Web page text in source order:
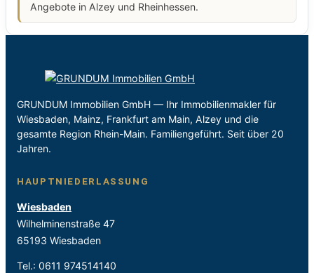
Angebote in Alzey und Rheinhessen.
GRUNDUM Immobilien GmbH — Ihr Immobilienmakler für
Wiesbaden, Mainz, Frankfurt am Main, Alzey und die
gesamte Region Rhein-Main. Familiengeführt. Seit über 20
Jahren.
HAUPTNIEDERLASSUNG
Wiesbaden
Wilhelminenstraße 47
65193 Wiesbaden
Tel.: 0611 974514140